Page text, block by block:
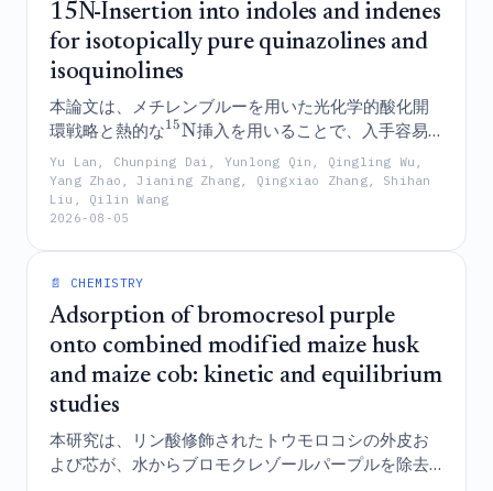
15N-Insertion into indoles and indenes
for isotopically pure quinazolines and
isoquinolines
本論文は、メチレンブルーを用いた光化学的酸化開
環戦略と熱的な15N挿入を用いることで、入手容易
なインドールおよびインデンを同位体純度の高いキ
ナゾリンおよびイソキノリンへと変換し、それによ
って従来は合成不可能であった標識された医薬品や
天然物の合成を可能にする手法について報告するも
のである。
Yu Lan, Chunping Dai, Yunlong Qin, Qingling Wu,
Yang Zhao, Jianing Zhang, Qingxiao Zhang, Shihan
Liu, Qilin Wang
2026-08-05
📄 CHEMISTRY
Adsorption of bromocresol purple
onto combined modified maize husk
and maize cob: kinetic and equilibrium
studies
本研究は、リン酸修飾されたトウモロコシの外皮お
よび芯が、水からブロモクレゾールパープルを除去